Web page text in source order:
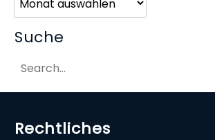
Suche
Rechtliches